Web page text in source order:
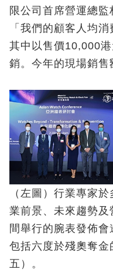
限公司首席營運總監
「我們的顧客人均
其中以售價10,000
銷。今年的現場銷售
（左圖）行業專家
業前景、未來趨勢及
間舉行的腕表發佈會
包括六度於殘奧奪
五）。